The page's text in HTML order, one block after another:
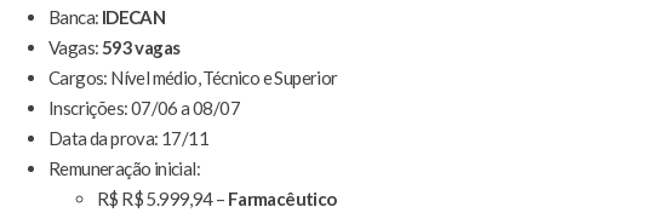
Banca: IDECAN
Vagas:593 vagas
Cargos: Nível médio, Técnico e Superior
Inscrições: 07/06 a 08/07
Data da prova: 17/11
Remuneração inicial:
R$ R$ 5.999,94 – Farmacêutico